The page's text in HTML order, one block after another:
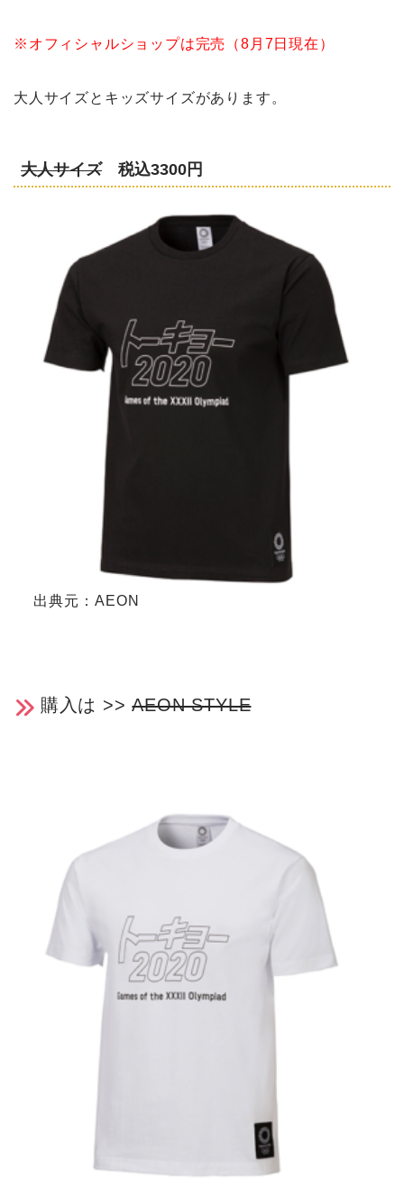
※オフィシャルショップは完売（8月7日現在）
大人サイズとキッズサイズがあります。
大人サイズ税込3300円
出典元：AEON
購入は >>AEON STYLE